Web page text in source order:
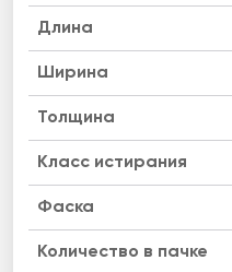
Длина
Ширина
Толщина
Класс истирания
Фаска
Количество в пачке